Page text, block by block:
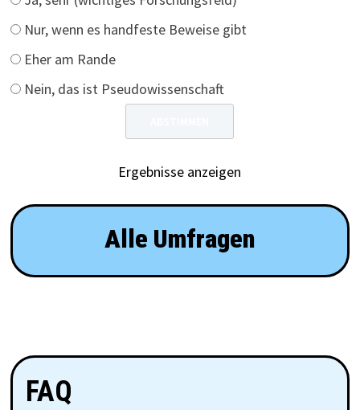
Nur, wenn es handfeste Beweise gibt
Eher am Rande
Nein, das ist Pseudowissenschaft
Ergebnisse anzeigen
Alle Umfragen
FAQ